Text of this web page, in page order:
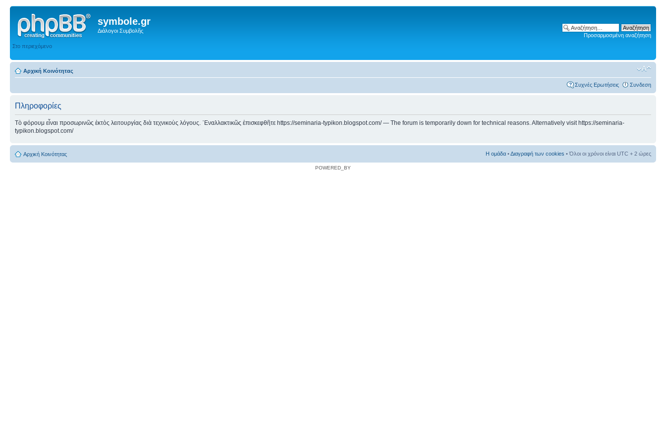
symbole.gr
Διάλογοι Συμβολῆς
Στο περιεχόμενο
Προσαρμοσμένη αναζήτηση
Αρχική Κοινότητας
Συχνές Ερωτήσεις Συνδεση
Πληροφορίες
Τὸ φόρουμ εἶναι προσωρινῶς ἐκτὸς λειτουργίας διὰ τεχνικοὺς λόγους. ᾿Εναλλακτικῶς ἐπισκεφθῆτε https://seminaria-typikon.blogspot.com/ — The forum is temporarily down for technical reasons. Alternatively visit https://seminaria-
typikon.blogspot.com/
Αρχική Κοινότητας Η ομάδα •Διαγραφή των cookies • Όλοι οι χρόνοι είναι UTC + 2 ώρες
POWERED_BY